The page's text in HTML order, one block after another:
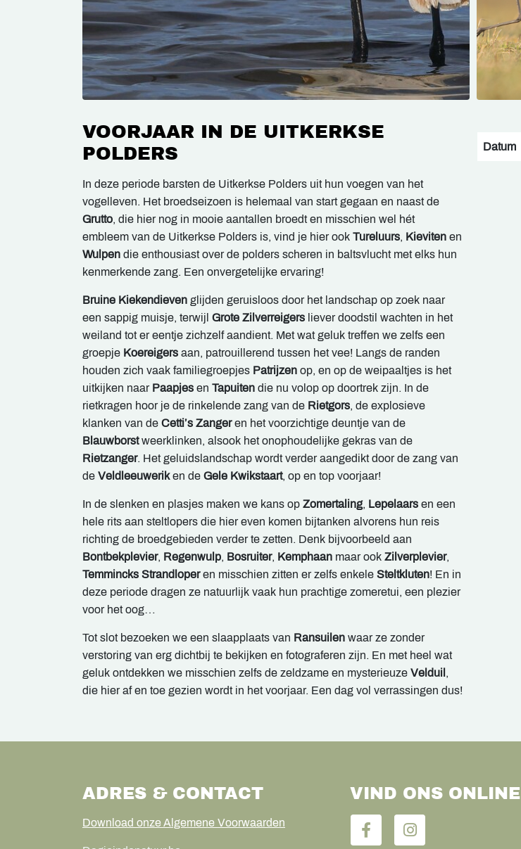
VOORJAAR IN DE UITKERKSE
POLDERS
In deze periode barsten de Uitkerkse Polders uit hun voegen van het
vogelleven. Het broedseizoen is helemaal van start gegaan en naast de
Grutto, die hier nog in mooie aantallen broedt en misschien wel hét
embleem van de Uitkerkse Polders is, vind je hier ook Tureluurs, Kieviten en
Wulpen die enthousiast over de polders scheren in baltsvlucht met elks hun
kenmerkende zang. Een onvergetelijke ervaring!
Bruine Kiekendieven glijden geruisloos door het landschap op zoek naar
een sappig muisje, terwijl Grote Zilverreigers liever doodstil wachten in het
weiland tot er eentje zichzelf aandient. Met wat geluk treffen we zelfs een
groepje Koereigers aan, patrouillerend tussen het vee! Langs de randen
houden zich vaak familiegroepjes Patrijzen op, en op de weipaaltjes is het
uitkijken naar Paapjes en Tapuiten die nu volop op doortrek zijn. In de
rietkragen hoor je de rinkelende zang van de Rietgors, de explosieve
klanken van de Cetti’s Zangeren het voorzichtige deuntje van de
Blauwborstweerklinken, alsook het onophoudelijke gekras van de
Rietzanger. Het geluidslandschap wordt verder aangedikt door de zang van
de Veldleeuweriken de Gele Kwikstaart, op en top voorjaar!
In de slenken en plasjes maken we kans op Zomertaling, Lepelaars en een
hele rits aan steltlopers die hier even komen bijtanken alvorens hun reis
richting de broedgebieden verder te zetten. Denk bijvoorbeeld aan
Bontbekplevier, Regenwulp, Bosruiter, Kemphaan maar ook Zilverplevier,
Temmincks Strandloperen misschien zitten er zelfs enkele Steltkluten! En in
deze periode dragen ze natuurlijk vaak hun prachtige zomeretui, een plezier
voor het oog…
Tot slot bezoeken we een slaapplaats van Ransuilen waar ze zonder
verstoring van erg dichtbij te bekijken en fotograferen zijn. En met heel wat
geluk ontdekken we misschien zelfs de zeldzame en mysterieuze Velduil ,
die hier af en toe gezien wordt in het voorjaar. Een dag vol verrassingen dus!
Datum
ADRES & CONTACT
Download onze Algemene Voorwaarden
VIND ONS ONLINE